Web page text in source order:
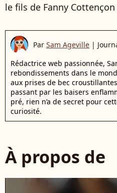
le fils de Fanny
Par Sam Ageville |
Rédactrice web passionnée,
rebondissements dans le
aux prises de bec
passant par les baisers
pré, rien n’a de secret pour
curiosité.
À propos de